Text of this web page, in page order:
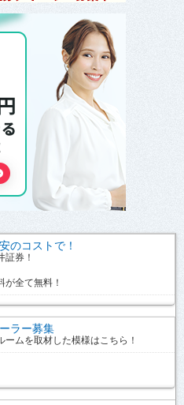
のコストで！
証券！
が全て無料！
ラー募集
ームを取材した模様はこちら！